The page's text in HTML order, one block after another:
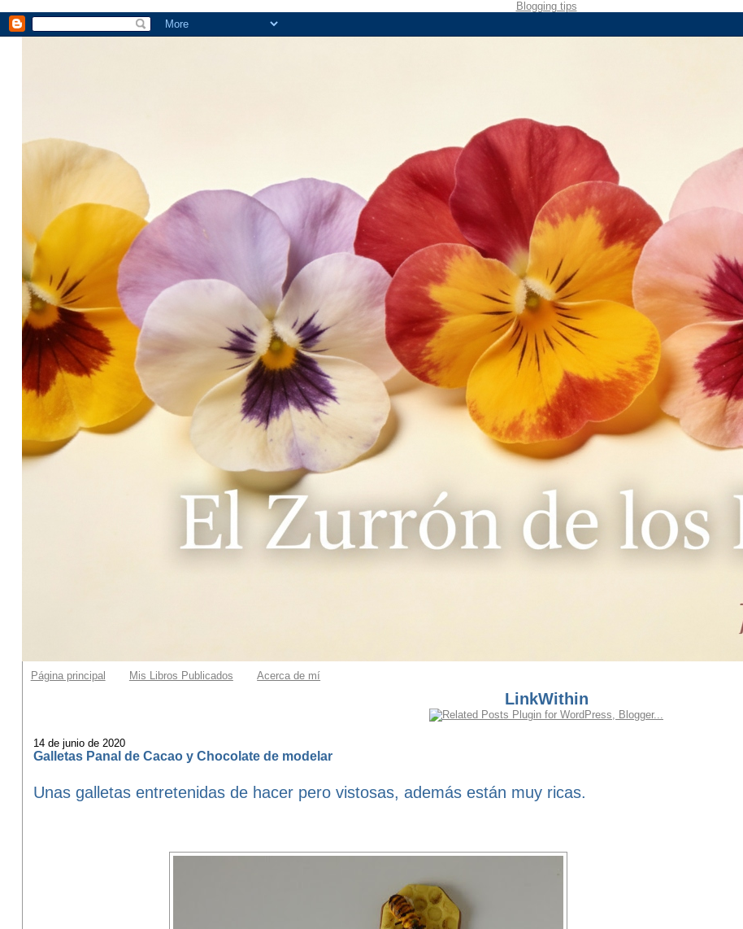
Blogging tips
Página principal Mis Libros Publicados Acerca de mí
LinkWithin
14 de junio de 2020
Galletas Panal de Cacao y Chocolate de modelar
Unas galletas entretenidas de hacer pero vistosas, además están muy ricas.